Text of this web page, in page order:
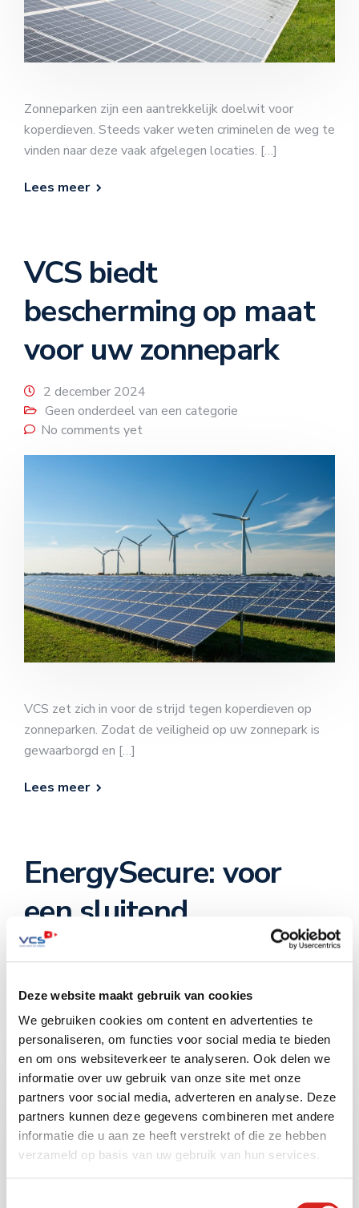
Deze website maakt gebruik van cookies
We gebruiken cookies om content en advertenties te
personaliseren, om functies voor social media te bieden
en om ons websiteverkeer te analyseren. Ook delen we
informatie over uw gebruik van onze site met onze
partners voor social media, adverteren en analyse. Deze
partners kunnen deze gegevens combineren met andere
informatie die u aan ze heeft verstrekt of die ze hebben
verzameld op basis van uw gebruik van hun services.
Zonneparken zijn een aantrekkelijk doelwit voor
koperdieven. Steeds vaker weten criminelen de weg te
vinden naar deze vaak afgelegen locaties. […]
Lees meer
VCS biedt
bescherming op maat
voor uw zonnepark
2 december 2024
Geen onderdeel van een categorie
No comments yet
VCS zet zich in voor de strijd tegen koperdieven op
zonneparken. Zodat de veiligheid op uw zonnepark is
gewaarborgd en […]
Lees meer
EnergySecure: voor
een sluitend
beveiligingsproces
4 oktober 2024
Geen onderdeel van een categorie
No comments yet